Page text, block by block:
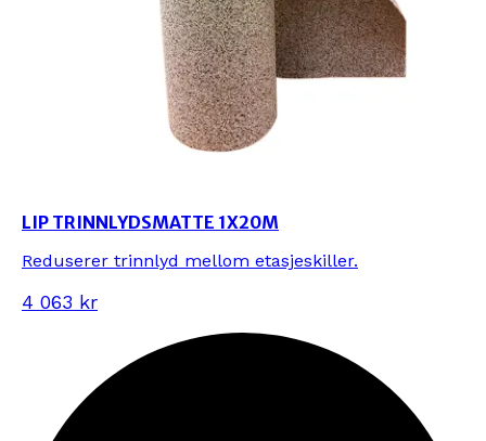
LIP TRINNLYDSMATTE 1X20M
Reduserer trinnlyd mellom etasjeskiller.
4 063 kr